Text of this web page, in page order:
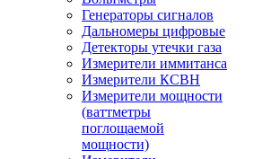
Генераторы сигналов
Дальномеры цифровые
Детекторы утечки газа
Измерители иммитанса
Измерители КСВН
Измерители мощности
(ваттметры
поглощаемой
мощности)